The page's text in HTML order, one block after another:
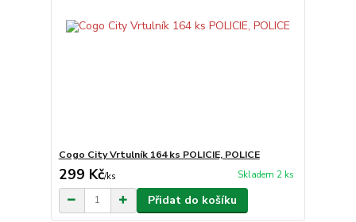
Cogo City Vrtulník 164 ks POLICIE, POLICE
299 Kč/ks Skladem 2 ks
Přidat do košíku